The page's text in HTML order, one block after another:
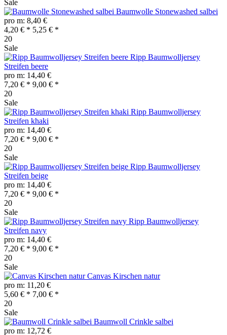
Sale
Baumwolle Stonewashed salbei
pro m: 8,40 €
4,20 € * 5,25 € *
20
Sale
Ripp Baumwolljersey
Streifen beere
pro m: 14,40 €
7,20 € * 9,00 € *
20
Sale
Ripp Baumwolljersey
Streifen khaki
pro m: 14,40 €
7,20 € * 9,00 € *
20
Sale
Ripp Baumwolljersey
Streifen beige
pro m: 14,40 €
7,20 € * 9,00 € *
20
Sale
Ripp Baumwolljersey
Streifen navy
pro m: 14,40 €
7,20 € * 9,00 € *
20
Sale
Canvas Kirschen natur
pro m: 11,20 €
5,60 € * 7,00 € *
20
Sale
Baumwoll Crinkle salbei
pro m: 12,72 €